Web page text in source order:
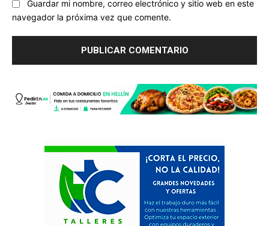
Guardar mi nombre, correo electrónico y sitio web en este
navegador la próxima vez que comente.